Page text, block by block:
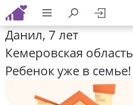
Данил, 7 лет
Кемеровская область
Ребенок уже в семье!